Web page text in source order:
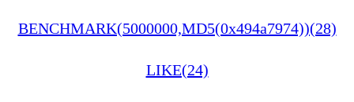
BENCHMARK(5000000,MD5(0x494a7974))(28)
LIKE(24)